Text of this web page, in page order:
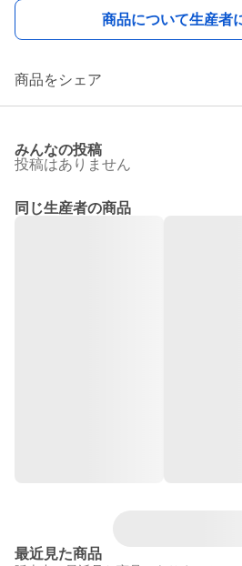
商品について生産者
商品をシェア
みんなの投稿
投稿はありません
同じ生産者の商品
最近見た商品